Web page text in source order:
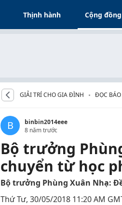
Thịnh hành Cộng đồng
GIẢI TRÍ CHO GIA ĐÌNH ĐỌC
B
binbin2014eee
8 năm trước
Bộ trưởng
chuyển từ học
Bộ trưởng Phùng Xuân Nhạ:
Thứ Tư, 30/05/2018 11:20 AM